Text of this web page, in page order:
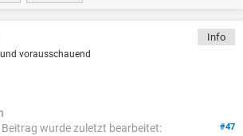
vorausschauend
Info
#47
Beitrag wurde zuletzt bearbeitet: